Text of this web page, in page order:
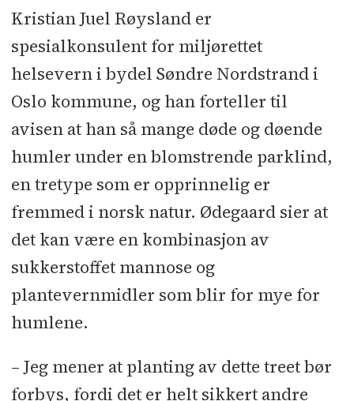
Kristian Juel Røysland er
spesialkonsulent for miljørettet
helsevern i bydel Søndre Nordstrand i
Oslo kommune, og han forteller til
avisen at han så mange døde og døende
humler under en blomstrende parklind,
en tretype som er opprinnelig er
fremmed i norsk natur. Ødegaard sier at
det kan være en kombinasjon av
sukkerstoffet mannose og
plantevernmidler som blir for mye for
humlene.
– Jeg mener at planting av dette treet bør
forbys, fordi det er helt sikkert andre